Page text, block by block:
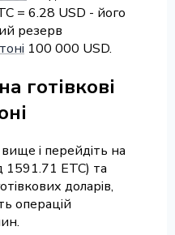
= 6.28 USD - його
резерв
100 000 USD.
готівкові
і перейдіть на
1591.71 ETC) та
доларів,
операцій